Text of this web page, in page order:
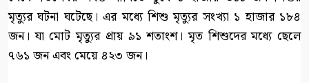
মৃত্যুর ঘটনা ঘটেছে। এর মধ্যে শিশু মৃত্যুর সংখ্যা ১ হাজার ১৮৪
জন। যা মোট মৃত্যুর প্রায় ৯১ শতাংশ। মৃত শিশুদের মধ্যে ছেলে
৭৬১ জন এবং মেয়ে ৪২৩ জন।